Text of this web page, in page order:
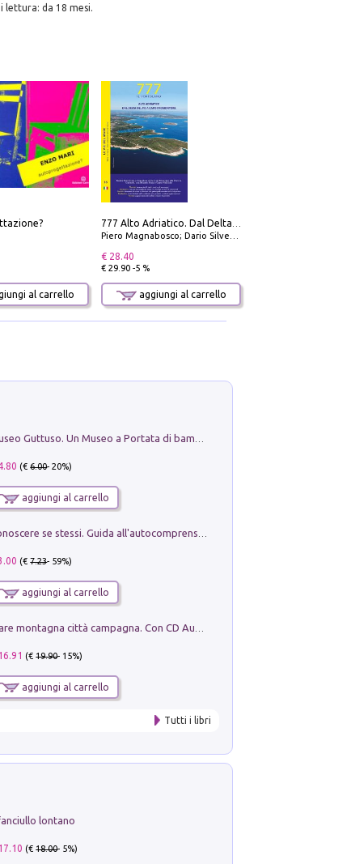
lettura: da 18 mesi.
al carrello
Piero Magnabosco; Dario Silvestro; Marco Sbrizzi
€ 28.40
€ 29.90 -5 %
aggiungi al carrello
(€6.00- 20%)
aggiungi al carrello
(€7.23- 59%)
aggiungi al carrello
(€19.90- 15%)
aggiungi al carrello
Tutti i libri
lontano
(€18.00- 5%)